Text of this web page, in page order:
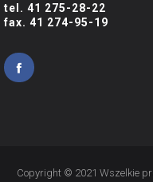
tel. 41 275-28-22
fax. 41 274-95-19
Copyright © 2021 Wszelkie